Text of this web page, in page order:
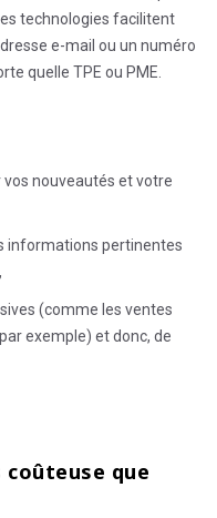
technologies facilitent
e-mail ou un numéro
quelle TPE ou PME.
nouveautés et votre
informations pertinentes
(comme les ventes
exemple) et donc, de
que